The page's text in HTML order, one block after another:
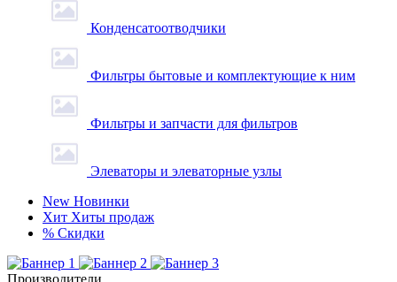
Конденсатоотводчики
Фильтры бытовые и комплектующие к ним
Фильтры и запчасти для фильтров
Элеваторы и элеваторные узлы
New Новинки
Хит Хиты продаж
% Скидки
Производители